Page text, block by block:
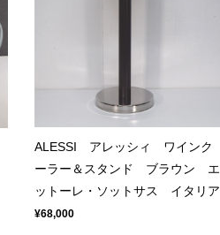
ALESSI アレッシィ ワインク
ーラー＆スタンド ブラウン エ
ットーレ・ソットサス イタリア
¥68,000